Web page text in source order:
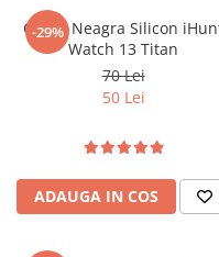
-29%
Curea Neagra Silicon
Watch 13 Titan
70 Lei
50 Lei
ADAUGA IN COS